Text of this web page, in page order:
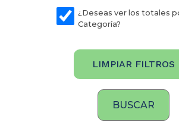
¿Deseas ver los totales
Categoría?
LIMPIAR FILTROS